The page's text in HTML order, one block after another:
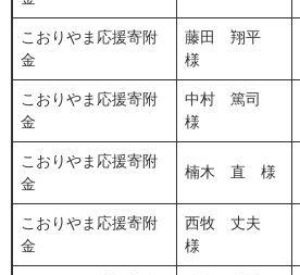
こおりやま応援寄附
金
藤田 翔平
様
こおりやま応援寄附
金
中村 篤司
様
こおりやま応援寄附
金
楠木 直 様
こおりやま応援寄附
金
西牧 丈夫
様